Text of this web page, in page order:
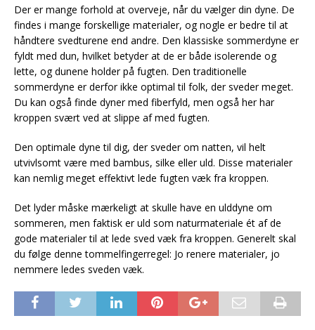
Der er mange forhold at overveje, når du vælger din dyne. De
findes i mange forskellige materialer, og nogle er bedre til at
håndtere svedturene end andre. Den klassiske sommerdyne er
fyldt med dun, hvilket betyder at de er både isolerende og
lette, og dunene holder på fugten. Den traditionelle
sommerdyne er derfor ikke optimal til folk, der sveder meget.
Du kan også finde dyner med fiberfyld, men også her har
kroppen svært ved at slippe af med fugten.
Den optimale dyne til dig, der sveder om natten, vil helt
utvivlsomt være med bambus, silke eller uld. Disse materialer
kan nemlig meget effektivt lede fugten væk fra kroppen.
Det lyder måske mærkeligt at skulle have en ulddyne om
sommeren, men faktisk er uld som naturmateriale ét af de
gode materialer til at lede sved væk fra kroppen. Generelt skal
du følge denne tommelfingerregel: Jo renere materialer, jo
nemmere ledes sveden væk.